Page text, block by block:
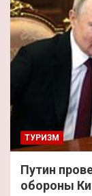
ТУРИЗМ
Путин
обороны